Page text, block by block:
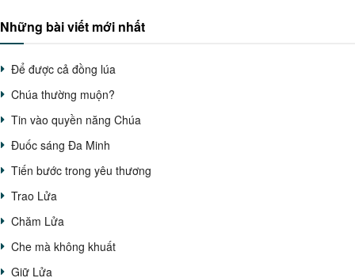
Những bài viết mới nhất
Để được cả đồng lúa
Chúa thường muộn?
Tin vào quyền năng Chúa
Đuốc sáng Đa Minh
Tiến bước trong yêu thương
Trao Lửa
Chăm Lửa
Che mà không khuất
Giữ Lửa